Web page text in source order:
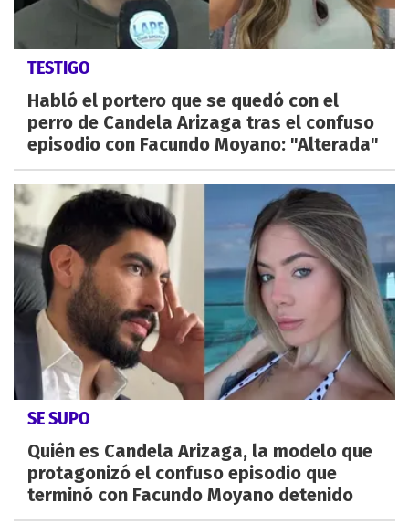
TESTIGO
Habló el portero que se quedó con el
perro de Candela Arizaga tras el confuso
episodio con Facundo Moyano: "Alterada"
SE SUPO
Quién es Candela Arizaga, la modelo que
protagonizó el confuso episodio que
terminó con Facundo Moyano detenido